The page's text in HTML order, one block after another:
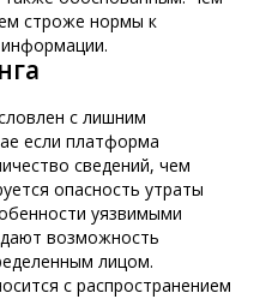
строже нормы к
с лишним
если платформа
сведений, чем
опасность утраты
уязвимыми
возможность
лицом.
с распространением